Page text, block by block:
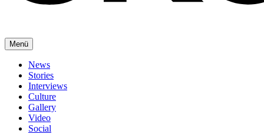
Menü
News
Stories
Interviews
Culture
Gallery
Video
Social